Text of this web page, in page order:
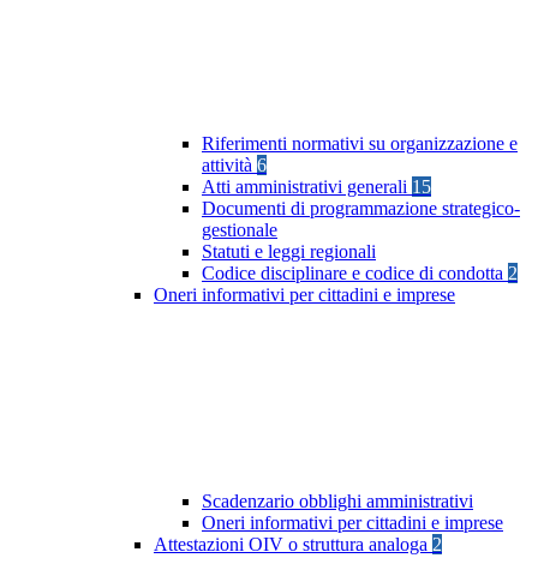
Riferimenti normativi su organizzazione e
attività 6
Atti amministrativi generali 15
Documenti di programmazione strategico-
gestionale
Statuti e leggi regionali
Codice disciplinare e codice di condotta 2
Oneri informativi per cittadini e imprese
Scadenzario obblighi amministrativi
Oneri informativi per cittadini e imprese
Attestazioni OIV o struttura analoga 2